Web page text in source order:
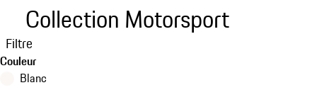
Collection Motorsport
Filtre
Couleur
Blanc